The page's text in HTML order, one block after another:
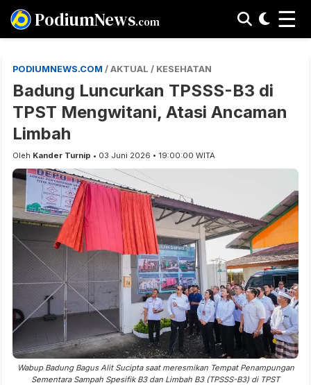
PodiumNews.com ☰
PODIUMNEWS.COM / AKTUAL / KESEHATAN
Badung Luncurkan TPSSS-B3 di
TPST Mengwitani, Atasi Ancaman
Limbah
Oleh Kander Turnip • 03 Juni 2026 • 19:00:00 WITA
Wabup Badung Bagus Alit Sucipta saat meresmikan Tempat Penampungan
Sementara Sampah Spesifik B3 dan Limbah B3 (TPSSS-B3) di TPST